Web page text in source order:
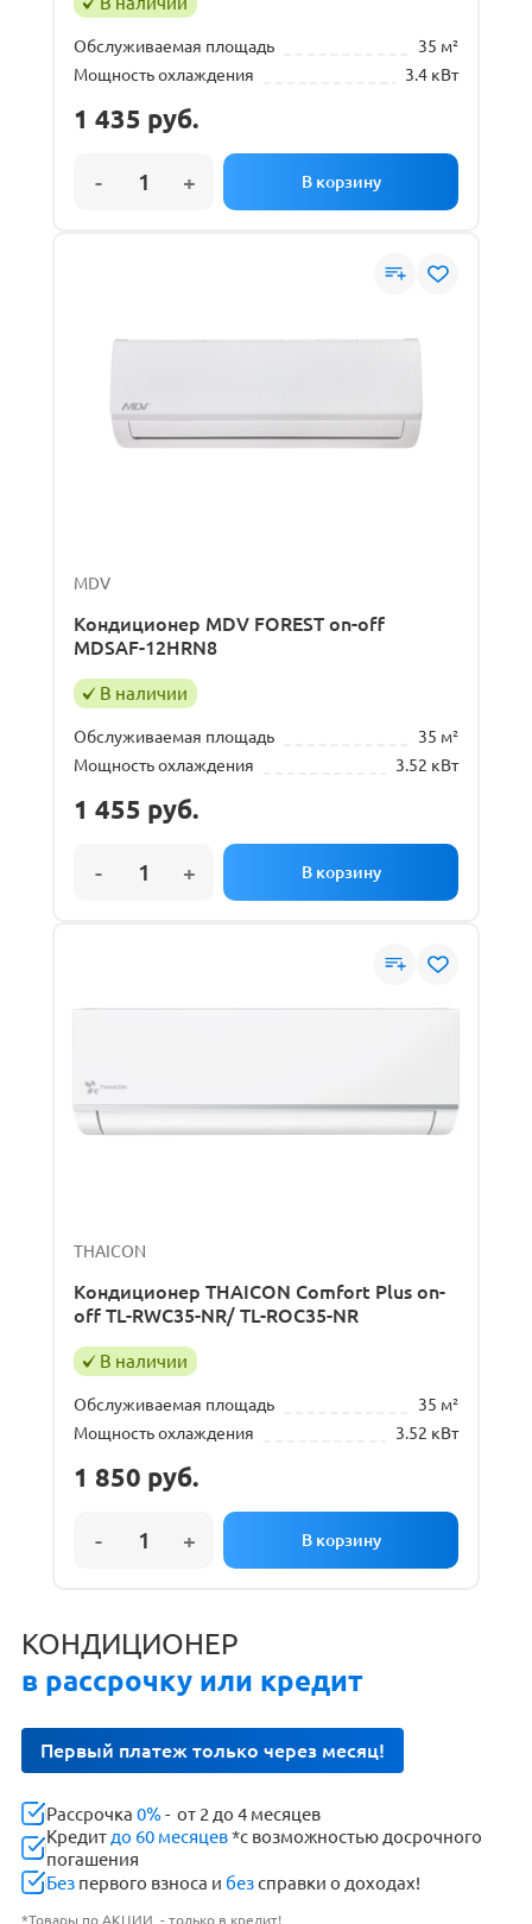
Обслуживаемая площадь
35 м²
Мощность охлаждения
3.4 кВт
1 435 руб.
MDV
Кондиционер MDV FOREST on-off
MDSAF-12HRN8
В наличии
Обслуживаемая площадь
35 м²
Мощность охлаждения
3.52 кВт
1 455 руб.
THAICON
Кондиционер THAICON Comfort Plus on-
off TL-RWC35-NR/ TL-ROC35-NR
В наличии
Обслуживаемая площадь
35 м²
Мощность охлаждения
3.52 кВт
1 850 руб.
КОНДИЦИОНЕР
в рассрочку или кредит
Первый платеж только через месяц!
Рассрочка0% - от 2 до 4 месяцев
Кредит до 60 месяцев*с возможностью досрочного
погашения
Без первого взноса и безсправки о доходах!
*Товары по АКЦИИ - только в кредит!